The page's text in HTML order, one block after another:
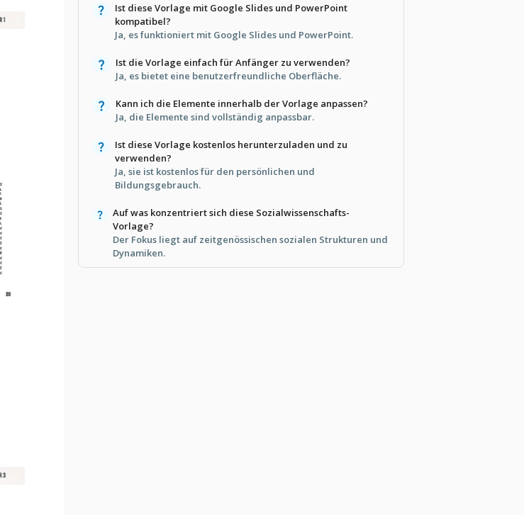
Ist diese Vorlage mit Google Slides und PowerPoint
kompatibel?
Ja, es funktioniert mit Google Slides und PowerPoint.
Ist die Vorlage einfach für Anfänger zu verwenden?
Ja, es bietet eine benutzerfreundliche Oberfläche.
Kann ich die Elemente innerhalb der Vorlage anpassen?
Ja, die Elemente sind vollständig anpassbar.
Ist diese Vorlage kostenlos herunterzuladen und zu
verwenden?
Ja, sie ist kostenlos für den persönlichen und
Bildungsgebrauch.
Auf was konzentriert sich diese Sozialwissenschafts-
Vorlage?
Der Fokus liegt auf zeitgenössischen sozialen Strukturen und
Dynamiken.